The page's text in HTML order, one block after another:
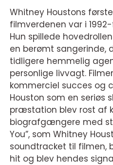
Whitney Houstons
filmverdenen var i
Hun spillede
en berømt sangerinde,
tidligere hemmelig
personlige livvagt.
kommerciel succes og
Houston som en seriøs
præstation blev rost af
biografgængere med
You”, som Whitney
soundtracket til filmen,
hit og blev hendes